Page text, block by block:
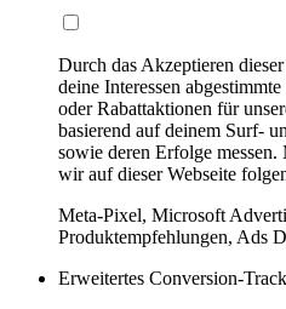
Durch das Akzeptieren
deine Interessen
oder Rabattaktionen für
basierend auf deinem Surf-
sowie deren Erfolge
wir auf dieser Webseite
Meta-Pixel, Microsoft
Produktempfehlungen, Ads
Erweitertes Conversion-